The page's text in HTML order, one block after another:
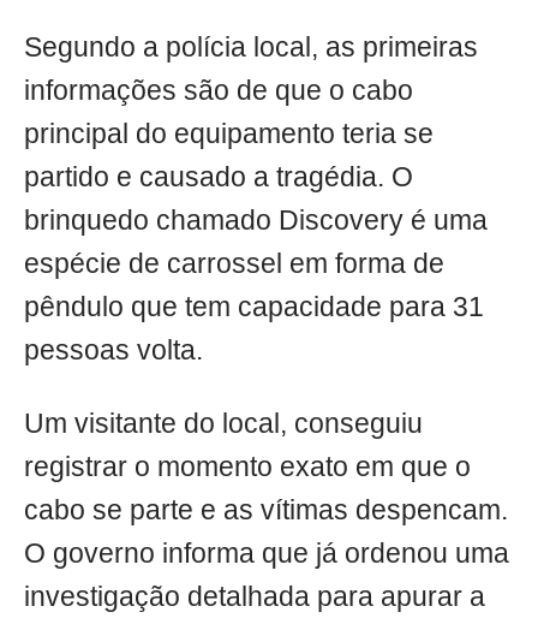
Segundo a polícia local, as primeiras
informações são de que o cabo
principal do equipamento teria se
partido e causado a tragédia. O
brinquedo chamado Discovery é uma
espécie de carrossel em forma de
pêndulo que tem capacidade para 31
pessoas volta.
Um visitante do local, conseguiu
registrar o momento exato em que o
cabo se parte e as vítimas despencam.
O governo informa que já ordenou uma
investigação detalhada para apurar a